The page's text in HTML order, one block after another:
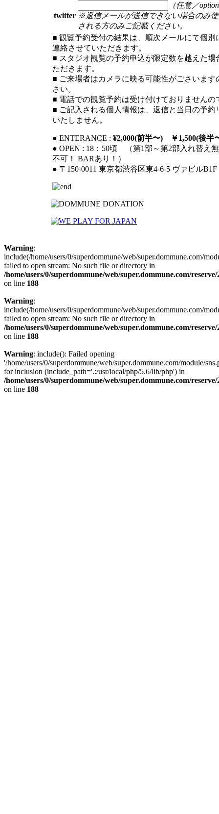
twitter
（任意／
※返信メールが送信できない場合のみ
される方のみご記載ください。
■ 観覧予約受付の結果は、順次メールにて個
連絡させていただきます。
■ スタジオ観覧の予約申込が限定数を越えた
ただきます。
■ ご来場者はカメラに映る可能性がごさいま
さい。
■ 電話での観覧予約は受け付けておりません
■ ご記入される個人情報は、返信と当日の予
いたしません。
● ENTERANCE : ¥2,000(前半〜) ￥1,500(後半
● OPEN : 18：50頃 （第1部～第2部入れ替え
不可！ BARあり！）
● 〒150-0011 東京都渋谷区東4-6-5 ヴァビルB1F
Warning:
include(/home/users/0/superdommune/web/super.dommune.com/
failed to open stream: No such file or directory in
/home/users/0/superdommune/web/super.dommune.com/
on line 188
Warning:
include(/home/users/0/superdommune/web/super.dommune.com/
failed to open stream: No such file or directory in
/home/users/0/superdommune/web/super.dommune.com/
on line 188
Warning: include(): Failed opening
'/home/users/0/superdommune/web/super.dommune.com/module/
for inclusion (include_path='.:/usr/local/php/5.6/lib/php') in
/home/users/0/superdommune/web/super.dommune.com/
on line 188